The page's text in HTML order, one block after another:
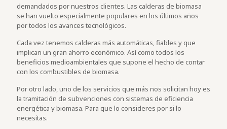
demandados por nuestros clientes. Las calderas de biomasa
se han vuelto especialmente populares en los últimos años
por todos los avances tecnológicos.
Cada vez tenemos calderas más automáticas, fiables y que
implican un gran ahorro económico. Así como todos los
beneficios medioambientales que supone el hecho de contar
con los combustibles de biomasa.
Por otro lado, uno de los servicios que más nos solicitan hoy es
la tramitación de subvenciones con sistemas de eficiencia
energética y biomasa. Para que lo consideres por si lo
necesitas.